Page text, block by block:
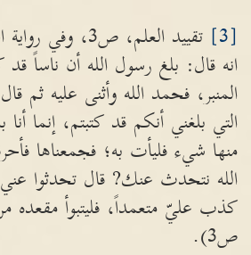
[3]
تقييد العلم،
انه قال: بلغ رسول الله أن ناساً
المنبر، فحمد الله وأثنى عليه ثم
التي بلغني أنكم قد كتبتم، إنما
منها شيء فليأت به؛ فجمعناها
الله نتحدث عنك? قال تحدثوا
كذب عليّ متعمداً، فليتبوأ مقعده من
ص3).